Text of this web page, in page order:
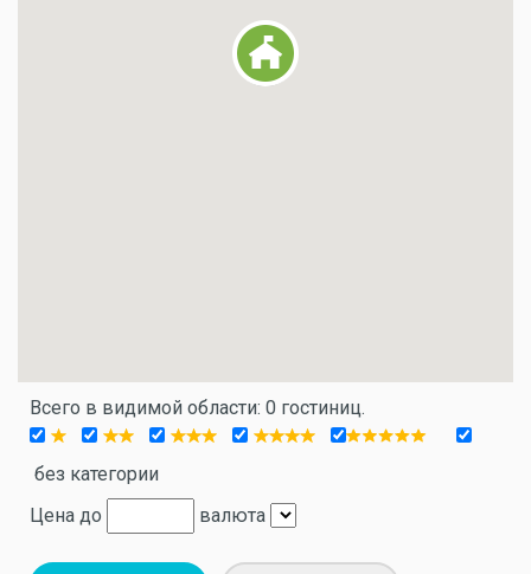
Всего в видимой области: 0 гостиниц.
без категории
Цена до
валюта